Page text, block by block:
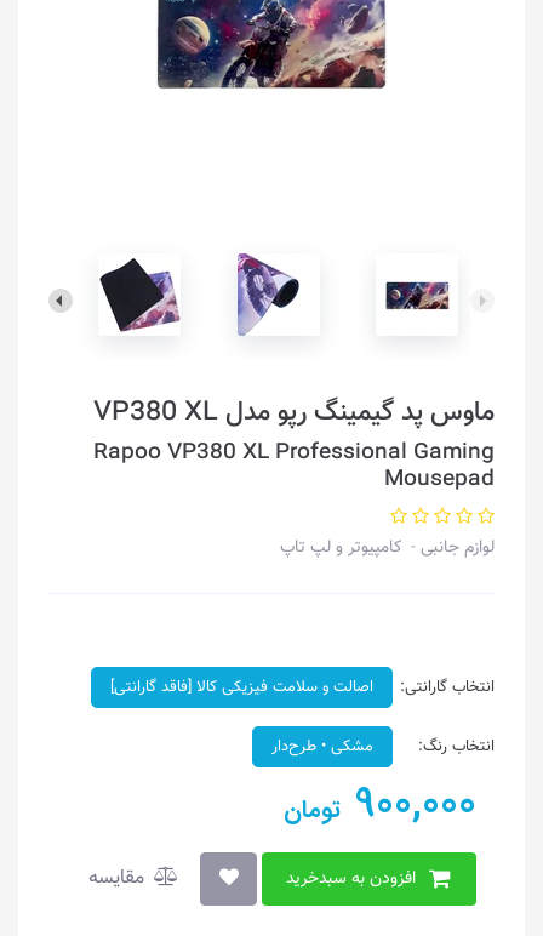
ماوس پد گیمینگ رپو مدل VP380 XL
Rapoo VP380 XL Professional Gaming
Mousepad
لوازم جانبی کامپیوتر و لپ تاپ
انتخاب گارانتی: اصالت و سلامت فیزیکی کالا [فاقد گارانتی]
انتخاب رنگ: مشکی • طرح‌دار
900,000 تومان
افزودن به سبدخرید مقایسه